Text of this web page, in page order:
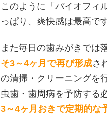
このように「バイオフィ
っぱり、爽快感は最高で
また毎日の歯みがきでは
そ3～4ヶ月で再び形成さ
の清掃・クリーニングを
虫歯・歯周病を予防する
3～4ヶ月おきで定期的な